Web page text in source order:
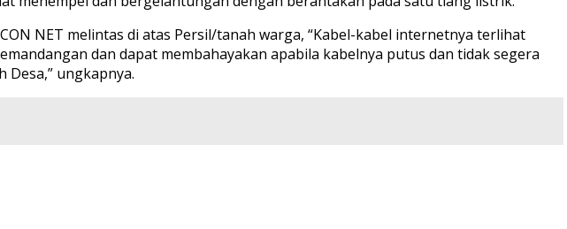
NET melintas di atas Persil/tanah warga, “Kabel-kabel internetnya terlihat
dan dapat membahayakan apabila kabelnya putus dan tidak segera
ungkapnya.